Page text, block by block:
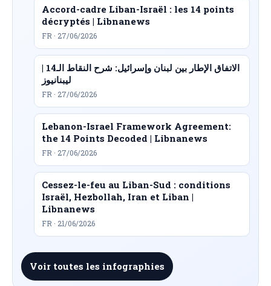
Accord-cadre Liban-Israël : les 14 points
décryptés | Libnanews
FR · 27/06/2026
الاتفاق الإطار بين لبنان وإسرائيل: شرح النقاط الـ14 |
ليبنانيوز
FR · 27/06/2026
Lebanon-Israel Framework Agreement:
the 14 Points Decoded | Libnanews
FR · 27/06/2026
Cessez-le-feu au Liban-Sud : conditions
Israël, Hezbollah, Iran et Liban |
Libnanews
FR · 21/06/2026
Voir toutes les infographies